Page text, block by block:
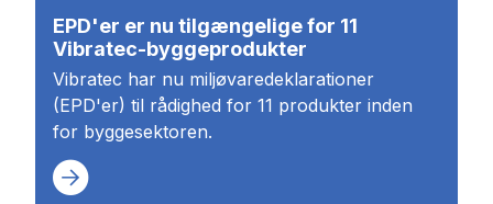
EPD'er er nu tilgængelige for 11
Vibratec-byggeprodukter
Vibratec har nu miljøvaredeklarationer
(EPD'er) til rådighed for 11 produkter inden
for byggesektoren.